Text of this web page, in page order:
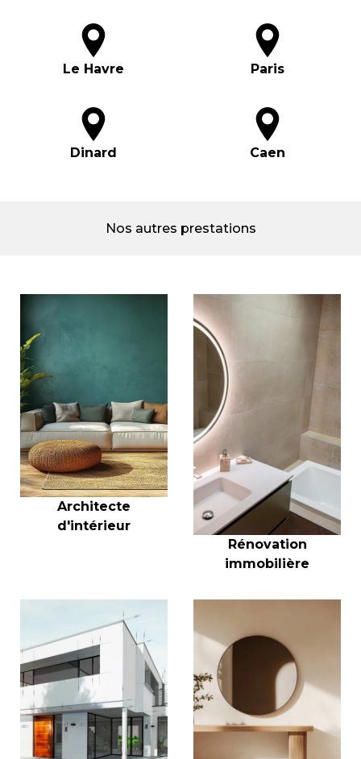
Le Havre Paris
Dinard Caen
Nos autres prestations
Architecte
d'intérieur
Rénovation
immobilière